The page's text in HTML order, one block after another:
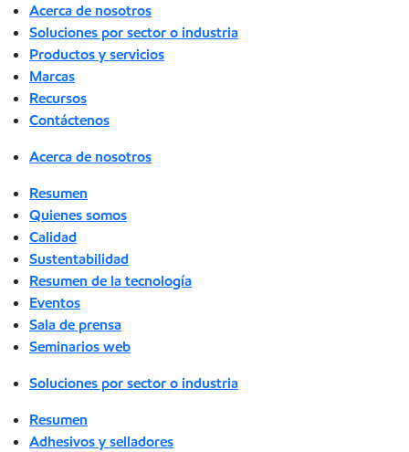
Acerca de nosotros
Soluciones por sector o industria
Productos y servicios
Marcas
Recursos
Contáctenos
Acerca de nosotros
Resumen
Quienes somos
Calidad
Sustentabilidad
Resumen de la tecnología
Eventos
Sala de prensa
Seminarios web
Soluciones por sector o industria
Resumen
Adhesivos y selladores